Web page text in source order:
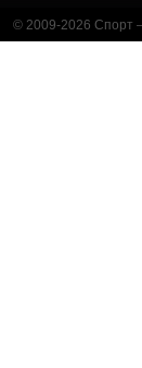
© 2009-2026 Спорт